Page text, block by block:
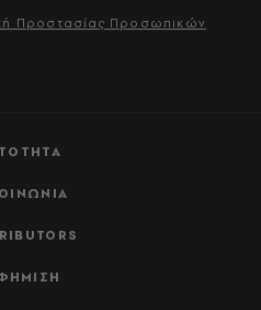
Προστασίας Προσωπικών